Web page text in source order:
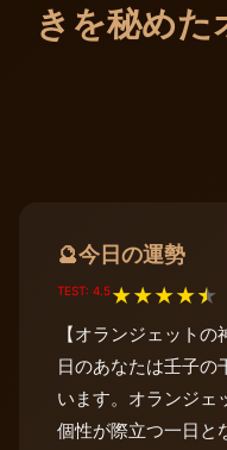
きを秘め
🔮今日の運勢
TEST: 4.5★★★★★
【オランジェット
日のあなたは壬子の
います。オランジェ
個性が際立つ一日と